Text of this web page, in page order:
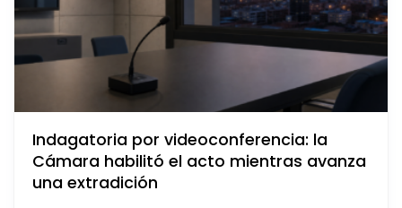
Indagatoria por videoconferencia: la
Cámara habilitó el acto mientras avanza
una extradición